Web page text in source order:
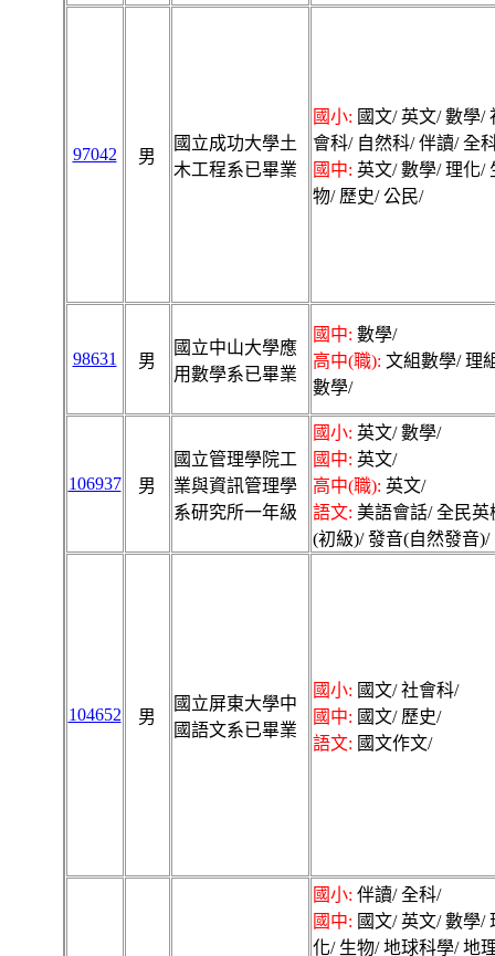
97042 男
國立成功大學土
木工程系已畢業
國小: 國文/ 英文/ 數學/
會科/ 自然科/ 伴讀/ 全
國中: 英文/ 數學/ 理化/
物/ 歷史/ 公民/
98631 男
國立中山大學應
用數學系已畢業
國中: 數學/
高中(職): 文組數學/ 理
數學/
106937 男
國立管理學院工
業與資訊管理學
系研究所一年級
國小: 英文/ 數學/
國中: 英文/
高中(職): 英文/
語文: 美語會話/ 全民英
(初級)/ 發音(自然發音)/
104652 男
國立屏東大學中
國語文系已畢業
國小: 國文/ 社會科/
國中: 國文/ 歷史/
語文: 國文作文/
國小: 伴讀/ 全科/
國中: 國文/ 英文/ 數學/
化/ 生物/ 地球科學/ 地